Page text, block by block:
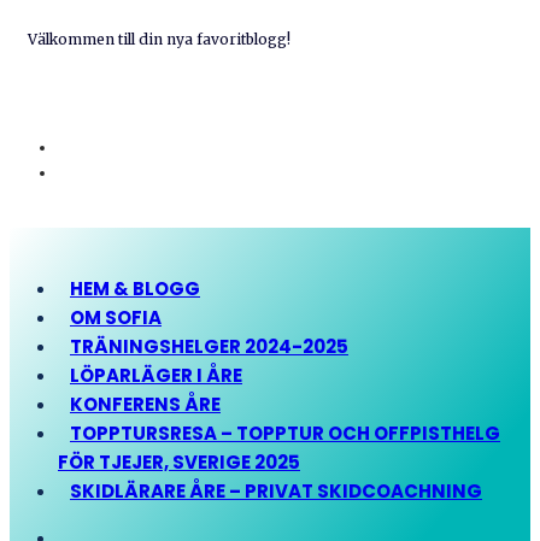
Välkommen till din nya favoritblogg!
HEM & BLOGG
OM SOFIA
TRÄNINGSHELGER 2024-2025
LÖPARLÄGER I ÅRE
KONFERENS ÅRE
TOPPTURSRESA – TOPPTUR OCH OFFPISTHELG
FÖR TJEJER, SVERIGE 2025
SKIDLÄRARE ÅRE – PRIVAT SKIDCOACHNING